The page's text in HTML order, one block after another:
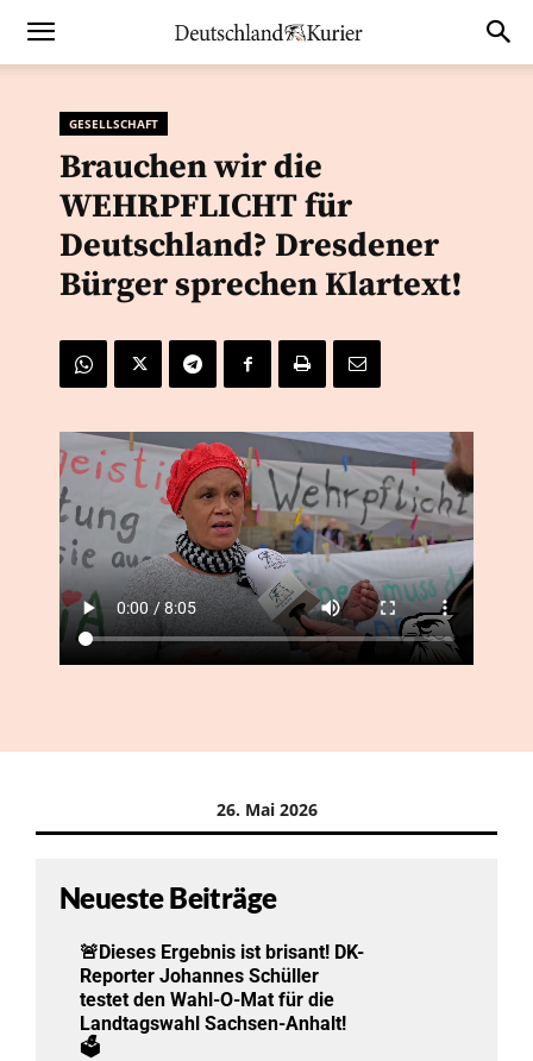
GESELLSCHAFT
Brauchen wir die
WEHRPFLICHT für
Deutschland? Dresdener
Bürger sprechen Klartext!
26. Mai 2026
Neueste Beiträge
🚨Dieses Ergebnis ist brisant! DK-
Reporter Johannes Schüller
testet den Wahl-O-Mat für die
Landtagswahl Sachsen-Anhalt!
🗳️